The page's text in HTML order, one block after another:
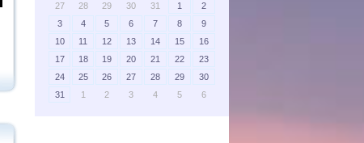
27 28 29 30 31 1
2
3
4 5 6 7 8
9
10
11 12 13 14 15
16
17
18 19 20 21 22
23
24
25 26 27 28 29
30
31
1 2 3 4 5 6